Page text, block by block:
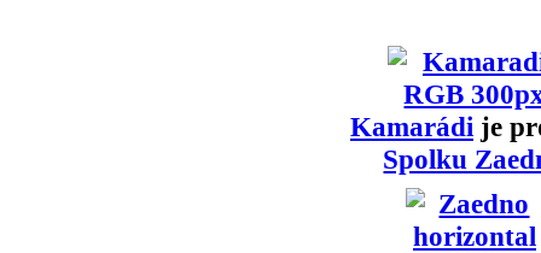
Kamarádi je
Spolku